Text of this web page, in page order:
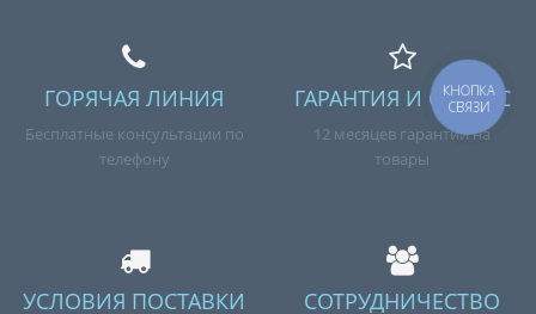
ГОРЯЧАЯ ЛИНИЯ
Бесплатные консультации по
телефону
ГАРАНТИЯ И СЕРВИС
12 месяцев гарантии на
товары
УСЛОВИЯ ПОСТАВКИ СОТРУДНИЧЕСТВО
КНОПКА
СВЯЗИ